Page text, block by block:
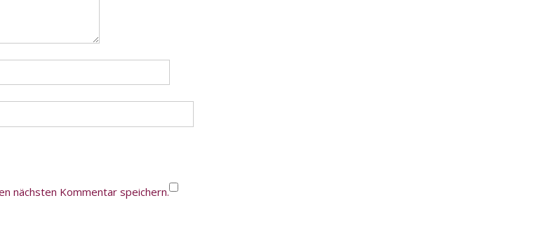
nächsten Kommentar speichern.